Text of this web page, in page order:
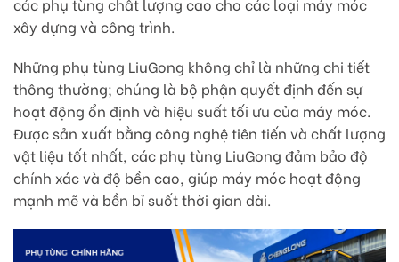
xây dựng và công trình.
Những phụ tùng LiuGong không chỉ là những chi tiết
thông thường; chúng là bộ phận quyết định đến sự
hoạt động ổn định và hiệu suất tối ưu của máy móc.
Được sản xuất bằng công nghệ tiên tiến và chất lượng
vật liệu tốt nhất, các phụ tùng LiuGong đảm bảo độ
chính xác và độ bền cao, giúp máy móc hoạt động
mạnh mẽ và bền bỉ suốt thời gian dài.